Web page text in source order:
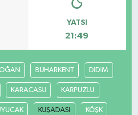
YATSI
21:49
BUHARKENT DİDİM
KARACASU KARPUZLU
KUŞADASI KÖŞK